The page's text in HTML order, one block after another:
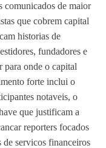
comunicados de maior
que cobrem capital
historias de
fundadores e
para onde o capital
forte inclui o
notaveis, o
que justificam a
reporters focados
servicos financeiros